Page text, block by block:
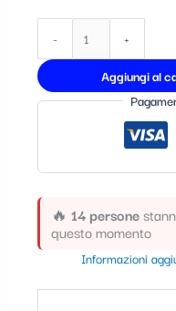
-
+
Aggiungi al
🔥 14 persone
questo momento
Informazioni